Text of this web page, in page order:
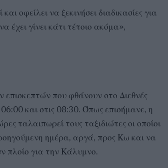
οφείλει να ξεκινήσει διαδικασίες για
γίνει κάτι τέτοιο ακόμα»,
που φθάνουν στο Διεθνές
και στις 08:30. Όπως επισήμανε, η
ταλαιπωρεί τους ταξιδιώτες οι οποίοι
ημέρα, αργά, προς Κω και να
πλοίο για την Κάλυμνο.